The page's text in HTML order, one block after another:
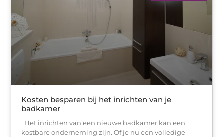
Kosten besparen bij het inrichten van je
badkamer
Het inrichten van een nieuwe badkamer kan een
kostbare onderneming zijn. Of je nu een volledige